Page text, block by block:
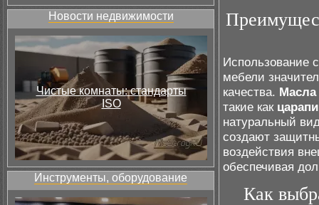
Новости недвижимости
Чистые комнаты: стандарты
ISO
Инструменты, оборудование
Использование
мебели
качества. Масла
такие как
натуральный
создают
воздействия
обеспечивая
Как